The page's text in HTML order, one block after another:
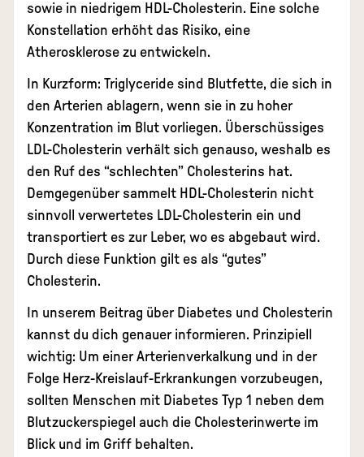
sowie in niedrigem HDL-Cholesterin. Eine solche
Konstellation erhöht das Risiko, eine
Atherosklerose zu entwickeln.
In Kurzform: Triglyceride sind Blutfette, die sich in
den Arterien ablagern, wenn sie in zu hoher
Konzentration im Blut vorliegen. Überschüssiges
LDL-Cholesterin verhält sich genauso, weshalb es
den Ruf des “schlechten” Cholesterins hat.
Demgegenüber sammelt HDL-Cholesterin nicht
sinnvoll verwertetes LDL-Cholesterin ein und
transportiert es zur Leber, wo es abgebaut wird.
Durch diese Funktion gilt es als “gutes”
Cholesterin.
In unserem Beitrag über Diabetes und Cholesterin
kannst du dich genauer informieren. Prinzipiell
wichtig: Um einer Arterienverkalkung und in der
Folge Herz-Kreislauf-Erkrankungen vorzubeugen,
sollten Menschen mit Diabetes Typ 1 neben dem
Blutzuckerspiegel auch die Cholesterinwerte im
Blick und im Griff behalten.